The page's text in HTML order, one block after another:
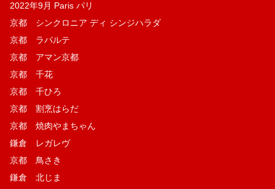
2022年9月 Paris パリ
京都 シンクロニア ディ シンジハラダ
京都 ラパルテ
京都 アマン京都
京都 千花
京都 千ひろ
京都 割烹はらだ
京都 焼肉やまちゃん
鎌倉 レガレヴ
京都 鳥さき
鎌倉 北じま